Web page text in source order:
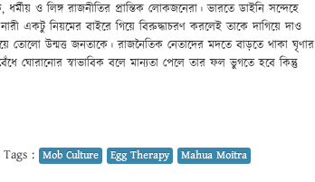
ও লিঙ্গ রাজনীতির প্রান্তিক লোকজনেরা। ভারতে ডাইনি সন্দেহে
একটু নিয়মের বাইরে গিয়ে বিরুদ্ধাচরণ করলেই তাকে দাগিয়ে দাও
তোলো উন্মত্ত জনতাকে। রাজনৈতিক নেতাদের মদতে বাড়তে থাকা ঘৃণার
ঘোরানোর স্বাভাবিক বলে মান্যতা পেলে তার ফল ভুগতে হবে কিন্তু
Tags : Mob Culture Egg Therapy
Mahua Moitra